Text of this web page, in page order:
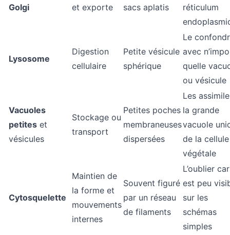
Golgi
et exporte
sacs aplatis
réticulum
Lysosome
Digestion
cellulaire
Petite vésicule
sphérique
Le
avec
quelle
ou vésicule
Vacuoles
petites et
vésicules
Stockage ou
transport
Petites poches
membraneuses
dispersées
Les
la grande
vacuole
de la cellule
végétale
Cytosquelette
Maintien de
la forme et
mouvements
internes
Souvent figuré
par un réseau
de filaments
L’oublier
est peu
sur les
schémas
simples